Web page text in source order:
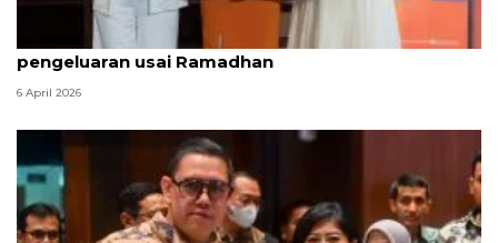
ShopeePay hadirkan promo hemat bantu atur
pengeluaran usai Ramadhan
6 April 2026